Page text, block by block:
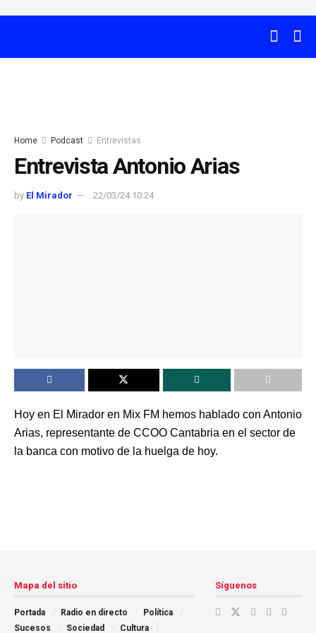
Home Podcast Entrevistas
Entrevista Antonio Arias
by El Mirador 22/03/24 10:24
Hoy en El Mirador en Mix FM hemos hablado con Antonio
Arias, representante de CCOO Cantabria en el sector de
la banca con motivo de la huelga de hoy.
Mapa del sitio
Portada Radio en directo
Política
Sucesos
Sociedad Cultura
Síguenos